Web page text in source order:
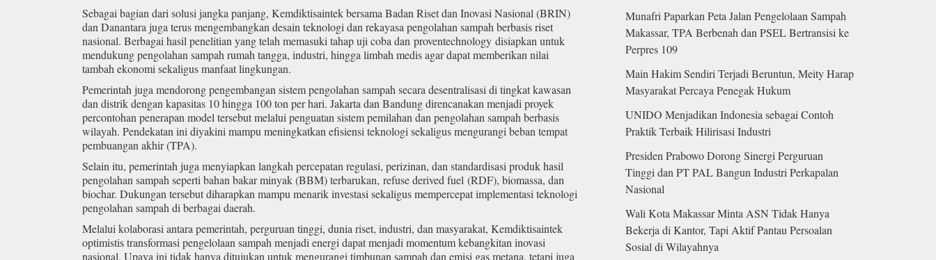
Sebagai bagian dari solusi jangka panjang, Kemdiktisaintek bersama Badan Riset dan Inovasi Nasional (BRIN)
dan Danantara juga terus mengembangkan desain teknologi dan rekayasa pengolahan sampah berbasis riset
nasional. Berbagai hasil penelitian yang telah memasuki tahap uji coba dan proventechnology disiapkan untuk
mendukung pengolahan sampah rumah tangga, industri, hingga limbah medis agar dapat memberikan nilai
tambah ekonomi sekaligus manfaat lingkungan.
Pemerintah juga mendorong pengembangan sistem pengolahan sampah secara desentralisasi di tingkat kawasan
dan distrik dengan kapasitas 10 hingga 100 ton per hari. Jakarta dan Bandung direncanakan menjadi proyek
percontohan penerapan model tersebut melalui penguatan sistem pemilahan dan pengolahan sampah berbasis
wilayah. Pendekatan ini diyakini mampu meningkatkan efisiensi teknologi sekaligus mengurangi beban tempat
pembuangan akhir (TPA).
Selain itu, pemerintah juga menyiapkan langkah percepatan regulasi, perizinan, dan standardisasi produk hasil
pengolahan sampah seperti bahan bakar minyak (BBM) terbarukan, refuse derived fuel (RDF), biomassa, dan
biochar. Dukungan tersebut diharapkan mampu menarik investasi sekaligus mempercepat implementasi teknologi
pengolahan sampah di berbagai daerah.
Melalui kolaborasi antara pemerintah, perguruan tinggi, dunia riset, industri, dan masyarakat, Kemdiktisaintek
optimistis transformasi pengelolaan sampah menjadi energi dapat menjadi momentum kebangkitan inovasi
nasional. Upaya ini tidak hanya ditujukan untuk mengurangi timbunan sampah dan emisi gas metana, tetapi juga
Munafri Paparkan Peta Jalan Pengelolaan Sampah
Makassar, TPA Berbenah dan PSEL Bertransisi ke
Perpres 109
Main Hakim Sendiri Terjadi Beruntun, Meity Harap
Masyarakat Percaya Penegak Hukum
UNIDO Menjadikan Indonesia sebagai Contoh
Praktik Terbaik Hilirisasi Industri
Presiden Prabowo Dorong Sinergi Perguruan
Tinggi dan PT PAL Bangun Industri Perkapalan
Nasional
Wali Kota Makassar Minta ASN Tidak Hanya
Bekerja di Kantor, Tapi Aktif Pantau Persoalan
Sosial di Wilayahnya